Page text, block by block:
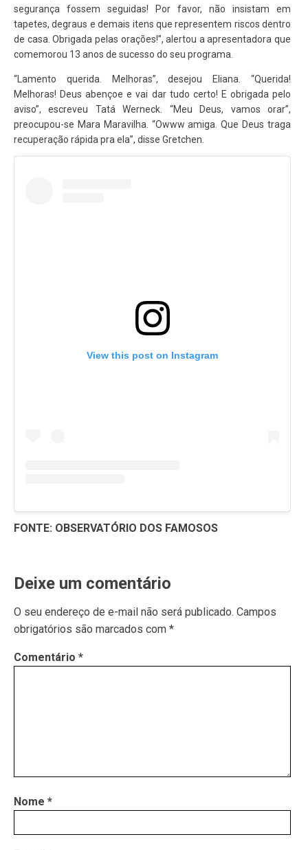
segurança fossem seguidas! Por favor, não insistam em
tapetes, degraus e demais itens que representem riscos dentro
de casa. Obrigada pelas orações!”, alertou a apresentadora que
comemorou 13 anos de sucesso do seu programa.
“Lamento querida. Melhoras”, desejou Eliana. “Querida!
Melhoras! Deus abençoe e vai dar tudo certo! E obrigada pelo
aviso”, escreveu Tatá Werneck. “Meu Deus, vamos orar”,
preocupou-se Mara Maravilha. “Owww amiga. Que Deus traga
recuperação rápida pra ela”, disse Gretchen.
View this post on Instagram
FONTE: OBSERVATÓRIO DOS FAMOSOS
Deixe um comentário
O seu endereço de e-mail não será publicado. Campos
obrigatórios são marcados com *
Comentário *
Nome *